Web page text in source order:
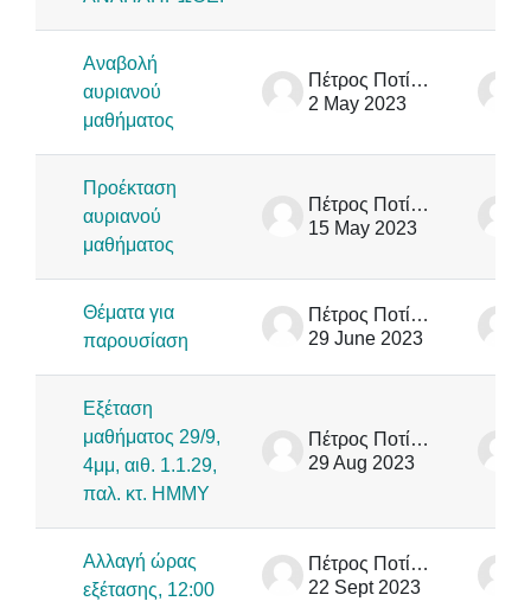
Αναβολή
αυριανού
μαθήματος
Πέτρος Ποτίκας
2 May 2023
Προέκταση
αυριανού
μαθήματος
Πέτρος Ποτίκας
15 May 2023
Θέματα για
παρουσίαση
Πέτρος Ποτίκας
29 June 2023
Εξέταση
μαθήματος 29/9,
4μμ, αιθ. 1.1.29,
παλ. κτ. ΗΜΜΥ
Πέτρος Ποτίκας
29 Aug 2023
Αλλαγή ώρας
εξέτασης, 12:00
Πέτρος Ποτίκας
22 Sept 2023